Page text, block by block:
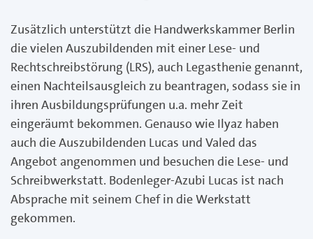
Zusätzlich unterstützt die Handwerkskammer Berlin
die vielen Auszubildenden mit einer Lese- und
Rechtschreibstörung (LRS), auch Legasthenie genannt,
einen Nachteilsausgleich zu bean­tragen, sodass sie in
ihren Ausbildungsprüfungen u.a. mehr Zeit
eingeräumt bekommen. Genauso wie Ilyaz haben
auch die Aus­zubildenden Lucas und Valed das
Angebot angenommen und besuchen die Lese- und
Schreibwerkstatt. Bodenleger-Azubi Lucas ist nach
Absprache mit seinem Chef in die Werkstatt
gekommen.